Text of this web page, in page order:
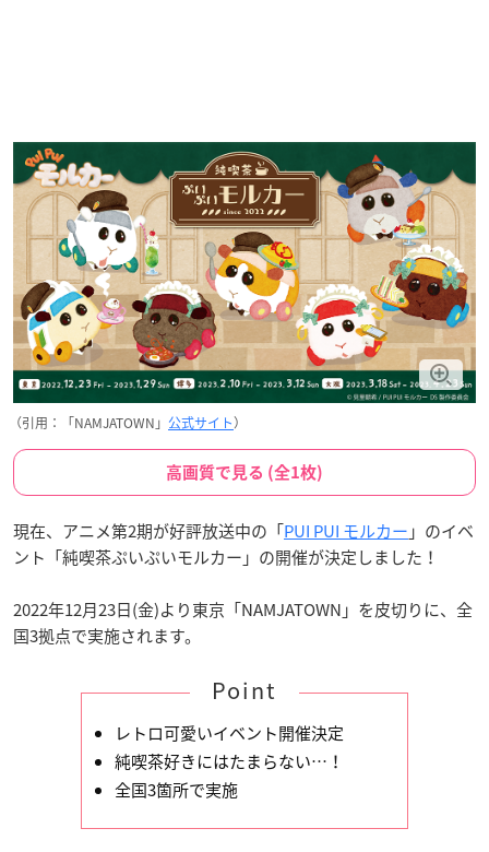
（引用：「NAMJATOWN」 公式サイト）
高画質で見る (全1枚)
現在、アニメ第2期が好評放送中の「PUI PUI モルカー 」のイベ
ント「純喫茶ぷいぷいモルカー」の開催が決定しました！
2022年12月23日(金)より東京「NAMJATOWN」を皮切りに、全
国3拠点で実施されます。
Point
レトロ可愛いイベント開催決定
純喫茶好きにはたまらない…！
全国3箇所で実施